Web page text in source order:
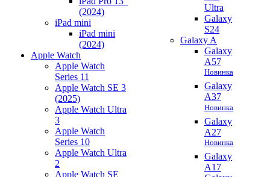
(2024)
iPad mini
iPad mini
(2024)
Apple Watch
Apple Watch
Series 11
Apple Watch SE 3
(2025)
Apple Watch Ultra
3
Apple Watch
Series 10
Apple Watch Ultra
2
Apple Watch SE
Ultra
Galaxy
S24
Galaxy A
Galaxy
A57
Новинка
Galaxy
A37
Новинка
Galaxy
A27
Новинка
Galaxy
A17